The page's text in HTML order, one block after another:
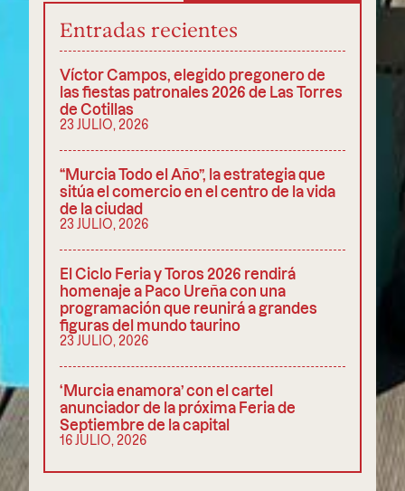
Entradas recientes
Víctor Campos, elegido pregonero de
las fiestas patronales 2026 de Las Torres
de Cotillas
23 JULIO, 2026
“Murcia Todo el Año”, la estrategia que
sitúa el comercio en el centro de la vida
de la ciudad
23 JULIO, 2026
El Ciclo Feria y Toros 2026 rendirá
homenaje a Paco Ureña con una
programación que reunirá a grandes
figuras del mundo taurino
23 JULIO, 2026
‘Murcia enamora’ con el cartel
anunciador de la próxima Feria de
Septiembre de la capital
16 JULIO, 2026